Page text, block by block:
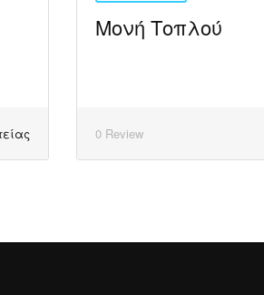
Μονή Τοπλού
0 Review